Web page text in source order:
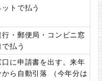
ットで払う
行・郵便局・コンビニ窓
で払う
口に申請書を出す。来年
から 自動引落 （今年分は